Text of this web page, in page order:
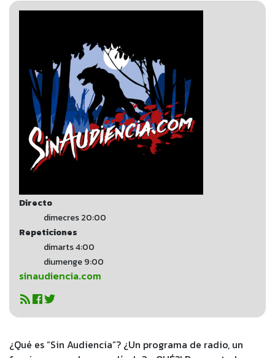
Directo
dimecres 20:00
Repeticiones
dimarts 4:00
diumenge 9:00
sinaudiencia.com
¿Qué es “Sin Audiencia”? ¿Un programa de radio, un